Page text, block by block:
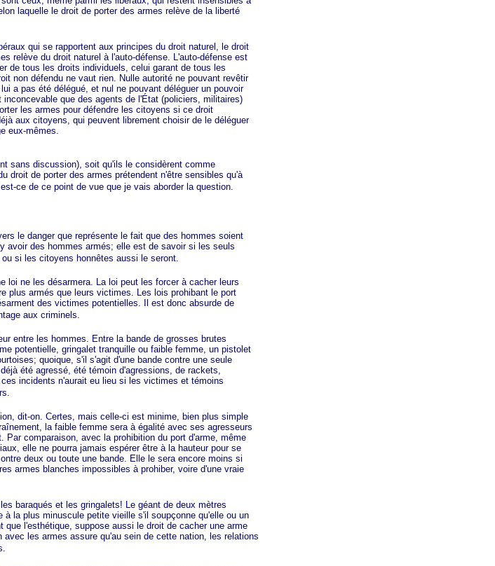
laquelle le droit de porter des armes relève de la liberté
qui se rapportent aux principes du droit naturel, le droit
relève du droit naturel à l'auto-défense. L'auto-défense est
de tous les droits individuels, celui garant de tous les
non défendu ne vaut rien. Nulle autorité ne pouvant revêtir
a pas été délégué, et nul ne pouvant déléguer un pouvoir
inconcevable que des agents de l'État (policiers, militaires)
les armes pour défendre les citoyens si ce droit
aux citoyens, qui peuvent librement choisir de le déléguer
eux-mêmes.
discussion), soit qu'ils le considèrent comme
droit de porter des armes prétendent n'être sensibles qu'à
ce de ce point de vue que je vais aborder la question.
danger que représente le fait que des hommes soient
avoir des hommes armés; elle est de savoir si les seuls
si les citoyens honnêtes aussi le seront.
ne les désarmera. La loi peut les forcer à cacher leurs
plus armés que leurs victimes. Les lois prohibant le port
des victimes potentielles. Il est donc absurde de
aux criminels.
les hommes. Entre la bande de grosses brutes
potentielle, gringalet tranquille ou faible femme, un pistolet
quoique, s'il s'agit d'une bande contre une seule
été agressé, été témoin d'agressions, de rackets,
incidents n'aurait eu lieu si les victimes et témoins
on. Certes, mais celle-ci est minime, bien plus simple
la faible femme sera à égalité avec ses agresseurs
comparaison, avec la prohibition du port d'arme, même
elle ne pourra jamais espérer être à la hauteur pour se
deux ou toute une bande. Elle le sera encore moins si
armes blanches impossibles à prohiber, voire d'une vraie
et les gringalets! Le géant de deux mètres
la plus minuscule petite vieille s'il soupçonne qu'elle ou un
l'esthétique, suppose aussi le droit de cacher une arme
les armes assure qu'au sein de cette nation, les relations